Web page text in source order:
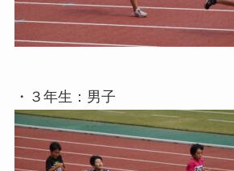
・３年生：男子